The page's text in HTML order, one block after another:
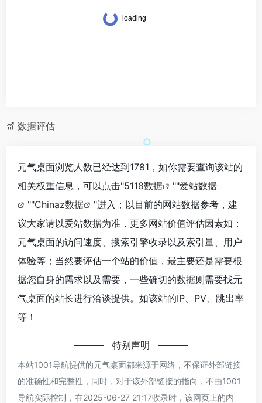
数据评估
元气桌面浏览人数已经达到1781，如你需要查询该站的
相关权重信息，可以点击"5118数据 ""爱站数据
""Chinaz数据
"进入；以目前的网站数据参考，建
议大家请以爱站数据为准，更多网站价值评估因素如：
元气桌面的访问速度、搜索引擎收录以及索引量、用户
体验等；当然要评估一个站的价值，最主要还是需要根
据您自身的需求以及需要，一些确切的数据则需要找元
气桌面的站长进行洽谈提供。如该站的IP、PV、跳出率
等！
特别声明
本站1001导航提供的元气桌面都来源于网络，不保证外部链接
的准确性和完整性，同时，对于该外部链接的指向，不由1001
导航实际控制，在2025-06-27 21:17收录时，该网页上的内